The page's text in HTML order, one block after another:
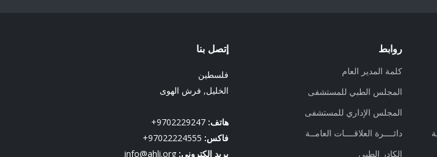
روابط
كلمة المدير العام
المجلس الطبي للمستشفى
المجلس الإداري للمستشفى
دائــــرة العلاقــــات العامــة
الكادر الطبي
إتصل بنا
فلسطين
الخليل, فرش الهوى
هاتف:
فاكس:
بريد إلكتروني: